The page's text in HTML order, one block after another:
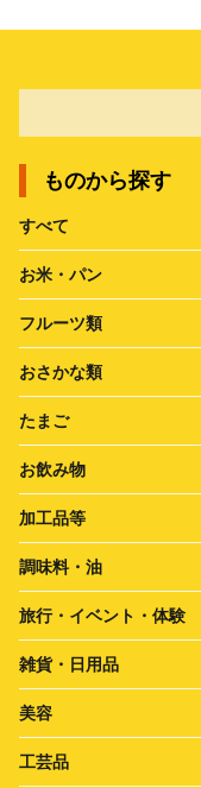
ものから探す
すべて
お米・パン
フルーツ類
おさかな類
たまご
お飲み物
加工品等
調味料・油
旅行・イベント・体験
雑貨・日用品
美容
工芸品